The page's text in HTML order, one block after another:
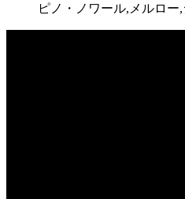
ピノ・ノワール,メルロ